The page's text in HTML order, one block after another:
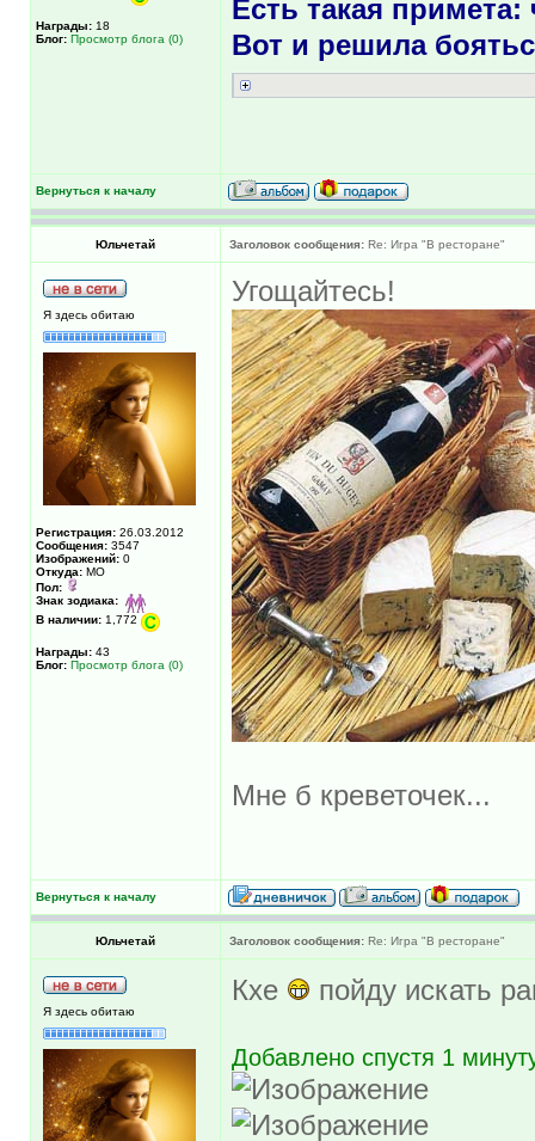
Награды: 18
Блог: Просмотр блога (0)
Есть такая
Вот и решила
Вернуться к началу
Юльчетай Заголовок сообщения: Re: Игра "В ресторане"
Я здесь обитаю
Регистрация: 26.03.2012
Сообщения: 3547
Изображений: 0
Откуда: МО
Пол:
Знак зодиака:
В наличии: 1,772
Награды: 43
Блог: Просмотр блога (0)
Угощайтесь!
Мне б креветочек...
Вернуться к началу
Юльчетай Заголовок сообщения: Re: Игра "В ресторане"
Я здесь обитаю
Кхе пойду искать
Добавлено спустя 1